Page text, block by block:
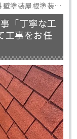
塗装屋根塗装防
「丁寧な工
工事をお任